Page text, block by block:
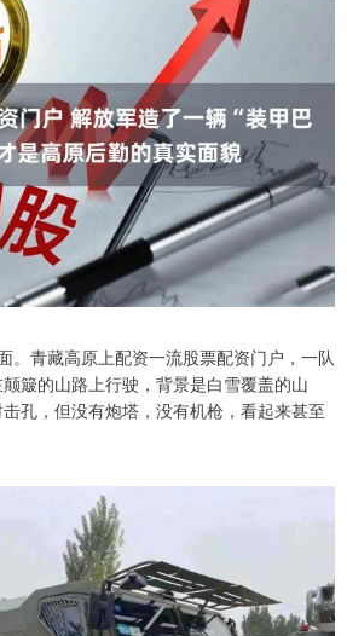
。青藏高原上配资一流股票配资门户，一队
簸的山路上行驶，背景是白雪覆盖的山
孔，但没有炮塔，没有机枪，看起来甚至